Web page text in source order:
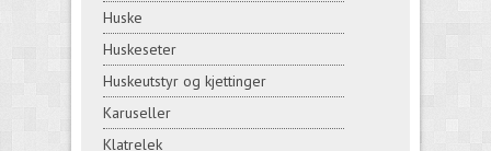
Huske
Huskeseter
Huskeutstyr og kjettinger
Karuseller
Klatrelek